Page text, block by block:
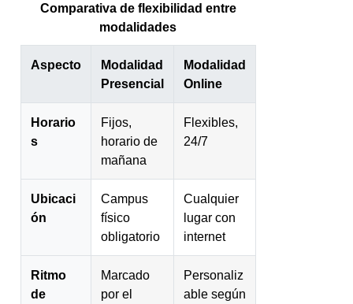
Comparativa de flexibilidad entre
modalidades
Aspecto
Modalidad
Presencial
Modalidad
Online
Horario
s
Fijos,
horario de
mañana
Flexibles,
24/7
Ubicaci
ón
Campus
físico
obligatorio
Cualquier
lugar con
internet
Ritmo
de
Marcado
por el
Personaliz
able según